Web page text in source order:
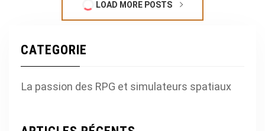
LOAD MORE POSTS
CATEGORIE
La passion des RPG et simulateurs spatiaux